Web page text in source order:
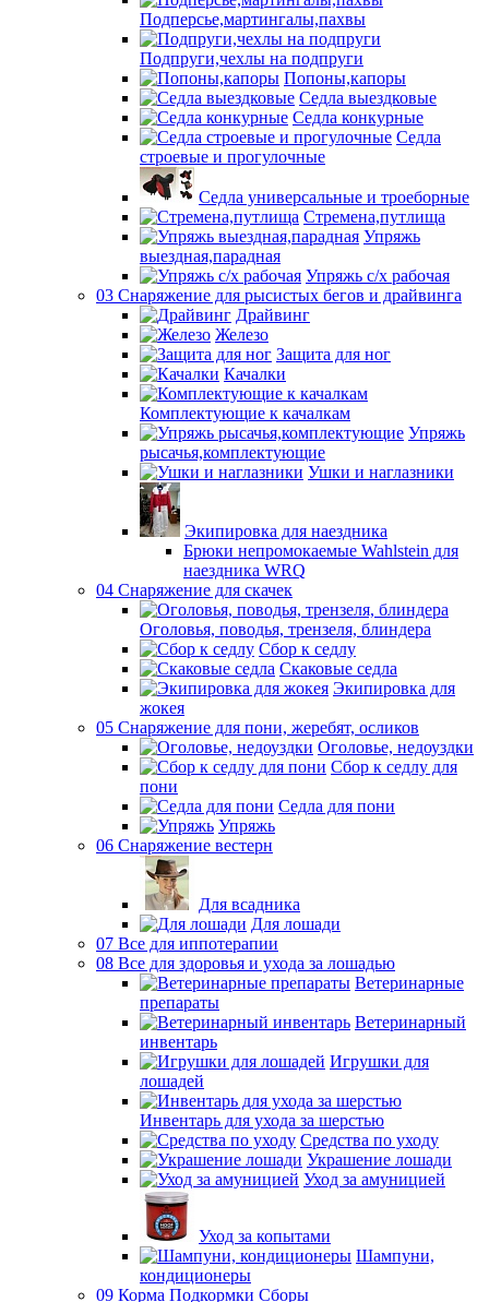
Подперсье,мартингалы,пахвы
Подпруги,чехлы на подпруги
Попоны,капоры
Седла выездковые
Седла конкурные
Седла
строевые и прогулочные
Седла универсальные и троеборные
Стремена,путлища
Упряжь
выездная,парадная
Упряжь с/х рабочая
03 Снаряжение для рысистых бегов и драйвинга
Драйвинг
Железо
Защита для ног
Качалки
Комплектующие к качалкам
Упряжь
рысачья,комплектующие
Ушки и наглазники
Экипировка для наездника
Брюки непромокаемые Wahlstein для
наездника WRQ
04 Снаряжение для скачек
Оголовья, поводья, трензеля, блиндера
Сбор к седлу
Скаковые седла
Экипировка для
жокея
05 Снаряжение для пони, жеребят, осликов
Оголовье, недоуздки
Сбор к седлу для
пони
Седла для пони
Упряжь
06 Снаряжение вестерн
Для всадника
Для лошади
07 Все для иппотерапии
08 Все для здоровья и ухода за лошадью
Ветеринарные
препараты
Ветеринарный
инвентарь
Игрушки для
лошадей
Инвентарь для ухода за шерстью
Средства по уходу
Украшение лошади
Уход за амуницией
Уход за копытами
Шампуни,
кондиционеры
09 Корма Подкормки Сборы